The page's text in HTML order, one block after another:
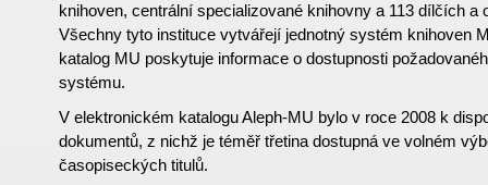
knihoven, centrální specializované knihovny a 113 dílčích a
Všechny tyto instituce vytvářejí jednotný systém knihoven
katalog MU poskytuje informace o dostupnosti
systému.
V elektronickém katalogu Aleph-MU bylo v roce 2008 k
dokumentů, z nichž je téměř třetina dostupná ve volném
časopiseckých titulů.